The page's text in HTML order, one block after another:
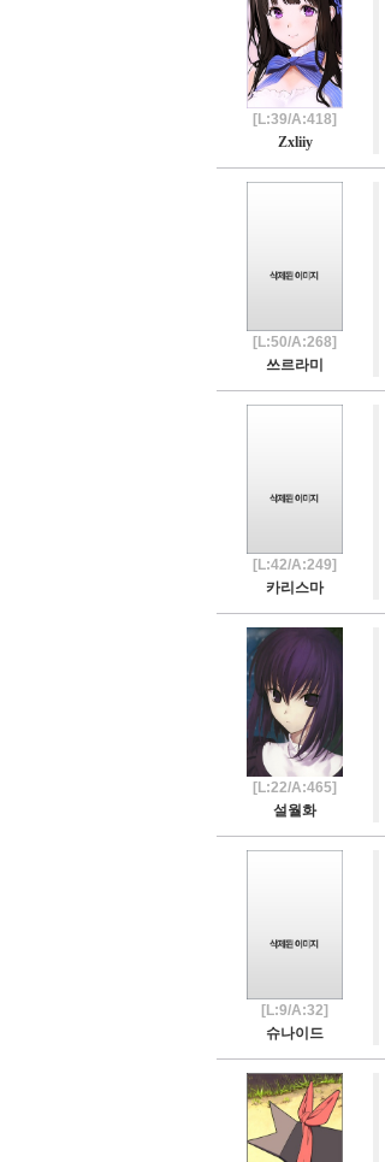
[L:39/A:418]
Zxliiy
[L:50/A:268]
쓰르라미
[L:42/A:249]
카리스마
[L:22/A:465]
설월화
[L:9/A:32]
슈나이드